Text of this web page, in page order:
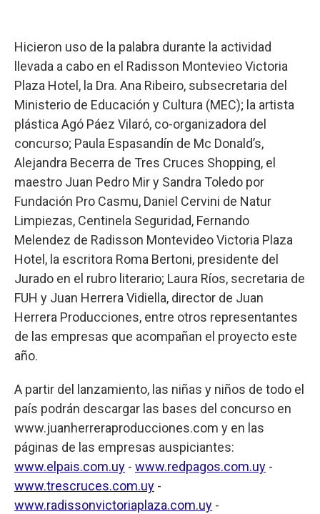
Hicieron uso de la palabra durante la actividad
llevada a cabo en el Radisson Montevieo Victoria
Plaza Hotel, la Dra. Ana Ribeiro, subsecretaria del
Ministerio de Educación y Cultura (MEC); la artista
plástica Agó Páez Vilaró, co-organizadora del
concurso; Paula Espasandín de Mc Donald’s,
Alejandra Becerra de Tres Cruces Shopping, el
maestro Juan Pedro Mir y Sandra Toledo por
Fundación Pro Casmu, Daniel Cervini de Natur
Limpiezas, Centinela Seguridad, Fernando
Melendez de Radisson Montevideo Victoria Plaza
Hotel, la escritora Roma Bertoni, presidente del
Jurado en el rubro literario; Laura Ríos, secretaria de
FUH y Juan Herrera Vidiella, director de Juan
Herrera Producciones, entre otros representantes
de las empresas que acompañan el proyecto este
año.
A partir del lanzamiento, las niñas y niños de todo el
país podrán descargar las bases del concurso en
www.juanherreraproducciones.com y en las
páginas de las empresas auspiciantes:
www.elpais.com.uy - www.redpagos.com.uy -
www.trescruces.com.uy -
www.radissonvictoriaplaza.com.uy -